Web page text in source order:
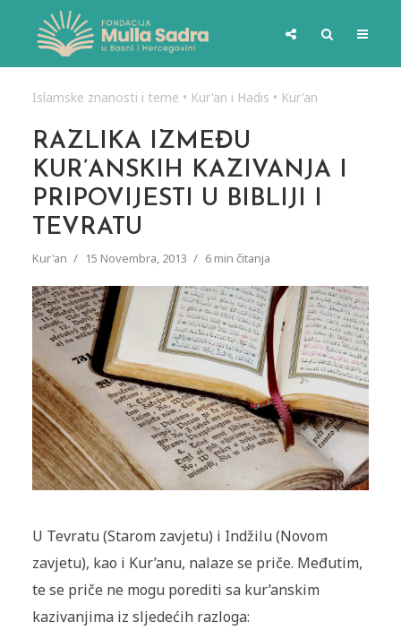
Islamske znanosti i teme • Kur'an i Hadis • Kur'an
RAZLIKA IZMEĐU
KUR’ANSKIH KAZIVANJA I
PRIPOVIJESTI U BIBLIJI I
TEVRATU
Kur'an 15 Novembra, 2013 6 min čitanja
U Tevratu (Starom zavjetu) i Indžilu (Novom
zavjetu), kao i Kur’anu, nalaze se priče. Međutim,
te se priče ne mogu porediti sa kur’anskim
kazivanjima iz sljedećih razloga: